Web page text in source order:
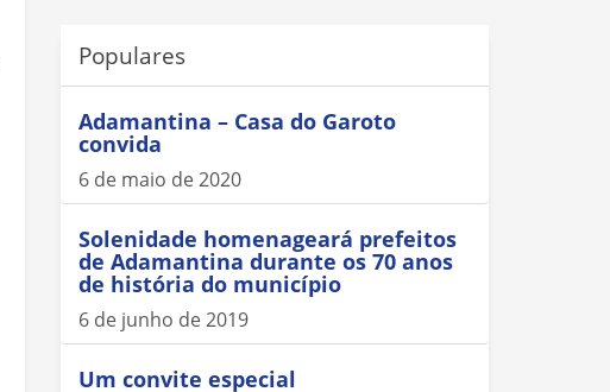
Populares
Adamantina – Casa do Garoto
convida
6 de maio de 2020
Solenidade homenageará prefeitos
de Adamantina durante os 70 anos
de história do município
6 de junho de 2019
Um convite especial